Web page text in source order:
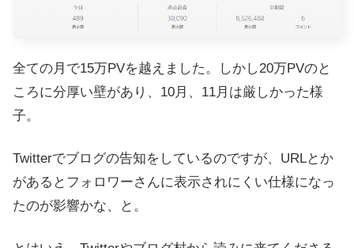
全ての月で15万PVを越えました。しかし20万PVのと
ころに分厚い壁があり、10月、11月は厳しかった様
子。
Twitterでブログの告知をしているのですが、URLとか
があるとフォロワーさんに表示されにくい仕様になっ
たのが影響かな、と。